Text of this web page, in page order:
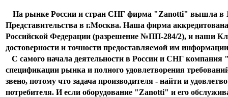
На рынке России и стран СНГ фирма "Zanotti" вышла в
Представительства в г.Москва. Наша фирма
Российской Федерации (разрешение №ПП-284/2), и наши
достоверности и точности предоставляемой им
С самого начала деятельности в России и СНГ компания
спецификации рынка и полного удовлетворения
звено, потому что задача производителя - найти и
потребителя. И если оборудование "Zanotti" и его